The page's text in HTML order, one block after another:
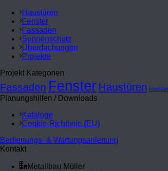
Haustüren
Fenster
Fassaden
Sonnenschutz
Überdachungen
Projekte
Projekt Kategorien
Fassaden Fenster Haustüren
Planungshilfen / Downloads
Kataloge
Cookie-Richtlinie (EU)
Bedienungs- & Wartungsanleitung
Kontakt
Metallbau Müller